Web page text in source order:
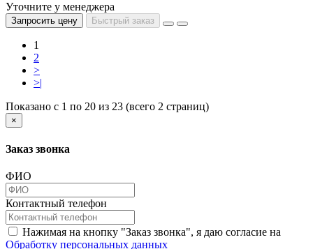
Уточните у менеджера
Запросить цену Быстрый заказ
1
2
>
>|
Показано с 1 по 20 из 23 (всего 2 страниц)
×
Заказ звонка
ФИО
Контактный телефон
Нажимая на кнопку "Заказ звонка", я даю согласие на
Обработку персональных данных